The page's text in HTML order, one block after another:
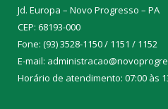
Jd. Europa – Novo Progresso – PA
CEP: 68193-000
Fone: (93) 3528-1150 / 1151 / 1152
E-mail:
Horário de atendimento: 07:00 às